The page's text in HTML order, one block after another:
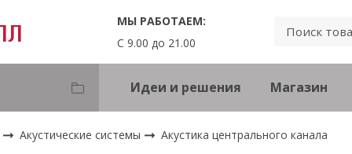
МЫ РАБОТАЕМ:
С 9.00 до 21.00
Идеи и решения Магазин
Акустические системы Акустика центрального канала